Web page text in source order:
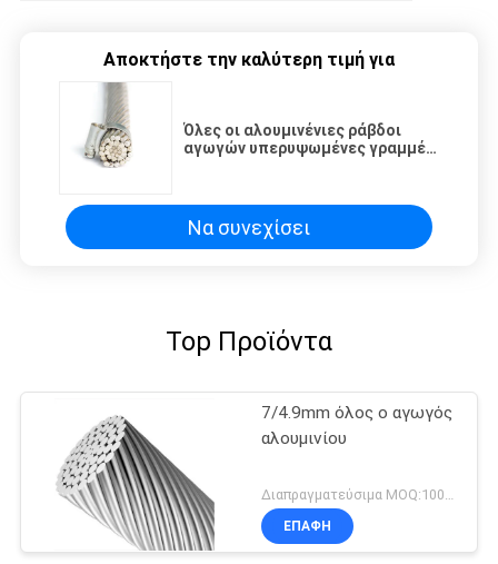
Αποκτήστε την καλύτερη τιμή για
Όλες οι αλουμινένιες ράβδοι
αγωγών υπερυψωμένες γραμμές
Να συνεχίσει
Top Προϊόντα
7/4.9mm όλος ο αγωγός
αλουμινίου
ΕΠΑΦΉ